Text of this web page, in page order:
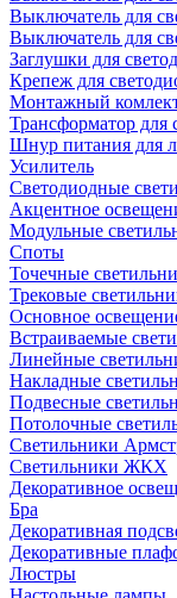
Выключатель для
Выключатель для
Заглушки для
Крепеж для
Монтажный
Трансформатор для
Шнур питания для
Усилитель
Светодиодные
Акцентное
Модульные
Споты
Точечные
Трековые
Основное
Встраиваемые
Линейные
Накладные
Подвесные
Потолочные
Светильники
Светильники ЖКХ
Декоративное
Бра
Декоративная
Декоративные
Люстры